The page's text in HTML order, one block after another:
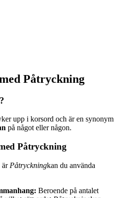
Påtryckning
upp i korsord och är en synonym
på något eller någon.
Påtryckning
är Påtryckningkan du använda
Beroende på antalet